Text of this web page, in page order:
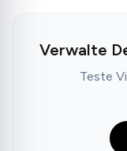
Verwalte
Teste